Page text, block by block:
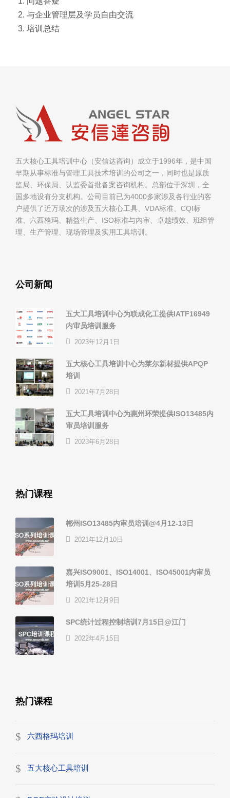
2. 与企业管理层及学员自由交流
3. 培训总结
五大核心工具培训中心（安信达咨询）成立于1996年，是中国
早期从事标准与管理工具技术培训的公司之一，同时也是原质
监局、环保局、认监委首批备案咨询机构。总部位于深圳，全
国多地设有分支机构。公司目前已为4000多家涉及各行业的客
户提供了近万场次的涉及五大核心工具、VDA标准、CQI标
准、六西格玛、精益生产、ISO标准与内审、卓越绩效、班组管
理、生产管理、现场管理及实用工具培训。
公司新闻
五大工具培训中心为联成化工提供IATF16949
内审员培训服务
2023年12月1日
五大核心工具培训中心为莱尔新材提供APQP
培训
2021年7月28日
五大工具培训中心为惠州环荣提供ISO13485内
审员培训服务
2023年6月28日
热门课程
郴州ISO13485内审员培训@4月12-13日
2021年12月10日
嘉兴ISO9001、ISO14001、ISO45001内审员
培训5月25-28日
2021年12月9日
SPC统计过程控制培训7月15日@江门
2022年4月15日
热门课程
六西格玛培训
五大核心工具培训